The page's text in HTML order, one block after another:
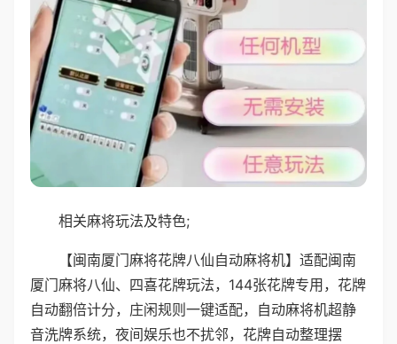
相关麻将玩法及特色;
【闽南厦门麻将花牌八仙自动麻将机】适配闽南
厦门麻将八仙、四喜花牌玩法，144张花牌专用，花牌
自动翻倍计分，庄闲规则一键适配，自动麻将机超静
音洗牌系统，夜间娱乐也不扰邻，花牌自动整理摆